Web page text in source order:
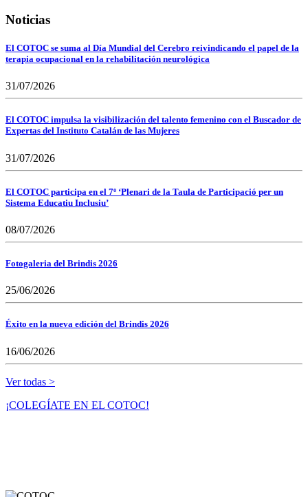
Noticias
El COTOC se suma al Día Mundial del Cerebro reivindicando el papel de la
terapia ocupacional en la rehabilitación neurológica
31/07/2026
El COTOC impulsa la visibilización del talento femenino con el Buscador de
Expertas del Instituto Catalán de las Mujeres
31/07/2026
El COTOC participa en el 7º ‘Plenari de la Taula de Participació per un
Sistema Educatiu Inclusiu’
08/07/2026
Fotogaleria del Brindis 2026
25/06/2026
Éxito en la nueva edición del Brindis 2026
16/06/2026
Ver todas >
¡COLEGÍATE EN EL COTOC!